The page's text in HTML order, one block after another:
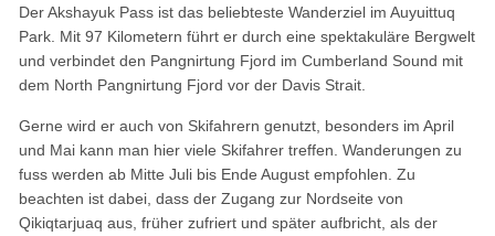
Der Akshayuk Pass ist das beliebteste Wanderziel im Auyuittuq
Park. Mit 97 Kilometern führt er durch eine spektakuläre Bergwelt
und verbindet den Pangnirtung Fjord im Cumberland Sound mit
dem North Pangnirtung Fjord vor der Davis Strait.
Gerne wird er auch von Skifahrern genutzt, besonders im April
und Mai kann man hier viele Skifahrer treffen. Wanderungen zu
fuss werden ab Mitte Juli bis Ende August empfohlen. Zu
beachten ist dabei, dass der Zugang zur Nordseite von
Qikiqtarjuaq aus, früher zufriert und später aufbricht, als der